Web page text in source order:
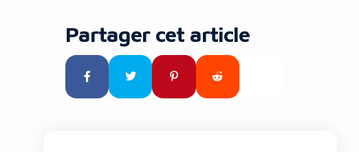
Partager cet article